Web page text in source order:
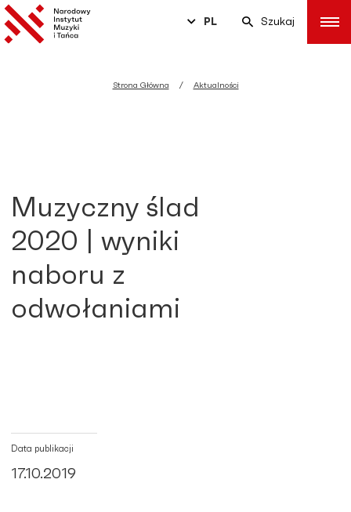
PL Szukaj
Strona Główna Aktualności
Muzyczny ślad
2020 | wyniki
naboru z
odwołaniami
Data publikacji
17.10.2019